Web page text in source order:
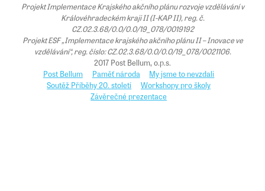
Projekt Implementace Krajského akčního plánu rozvoje vzdělávání v
Královéhradeckém kraji II (I-KAP II), reg. č.
CZ.02.3.68/0.0/0.0/19_078/0019192
Projekt ESF „Implementace krajského akčního plánu II – Inovace ve
vzdělávání“, reg. číslo: CZ.02.3.68/0.0/0.0/19_078/0021106.
2017 Post Bellum, o.p.s.
Post Bellum
Paměť národa
My jsme to nevzdali
Soutěž Příběhy 20. století
Workshopy pro školy
Závěrečné prezentace